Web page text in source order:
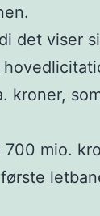
det viser
kroner,
700 mio.